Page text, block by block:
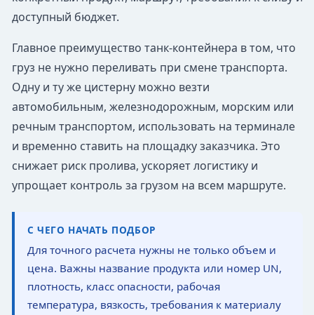
доступный бюджет.
Главное преимущество танк-контейнера в том, что
груз не нужно переливать при смене транспорта.
Одну и ту же цистерну можно везти
автомобильным, железнодорожным, морским или
речным транспортом, использовать на терминале
и временно ставить на площадку заказчика. Это
снижает риск пролива, ускоряет логистику и
упрощает контроль за грузом на всем маршруте.
С ЧЕГО НАЧАТЬ ПОДБОР
Для точного расчета нужны не только объем и
цена. Важны название продукта или номер UN,
плотность, класс опасности, рабочая
температура, вязкость, требования к материалу